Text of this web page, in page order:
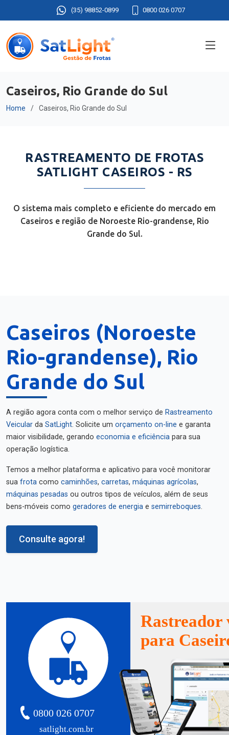
(35) 98852-0899 0800 026 0707
Caseiros, Rio Grande do Sul
Home Caseiros, Rio Grande do Sul
RASTREAMENTO DE FROTAS
SATLIGHT CASEIROS - RS
O sistema mais completo e eficiente do mercado em
Caseiros e região de Noroeste Rio-grandense, Rio
Grande do Sul.
Caseiros (Noroeste
Rio-grandense), Rio
Grande do Sul
A região agora conta com o melhor serviço de Rastreamento
Veicular da SatLight. Solicite um orçamento on-line e garanta
maior visibilidade, gerando economia e eficiência para sua
operação logística.
Temos a melhor plataforma e aplicativo para você monitorar
sua frota como caminhões, carretas, máquinas agrícolas,
máquinas pesadas ou outros tipos de veículos, além de seus
bens-móveis como geradores de energia e semirreboques.
Consulte agora!
satlight.com.br
0800 026 0707
Rastreador
para